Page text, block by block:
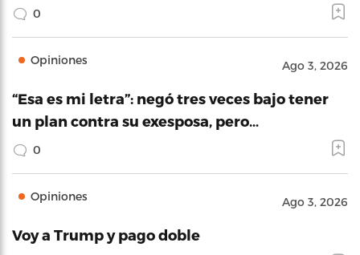
0
Opiniones Ago 3, 2026
“Esa es mi letra”: negó tres veces bajo tener
un plan contra su exesposa, pero…
0
Opiniones Ago 3, 2026
Voy a Trump y pago doble